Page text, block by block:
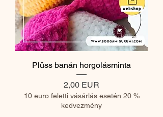
Plüss banán horgolásminta
Ár
2,00 EUR
10 euro feletti vásárlás esetén 20 %
kedvezmény